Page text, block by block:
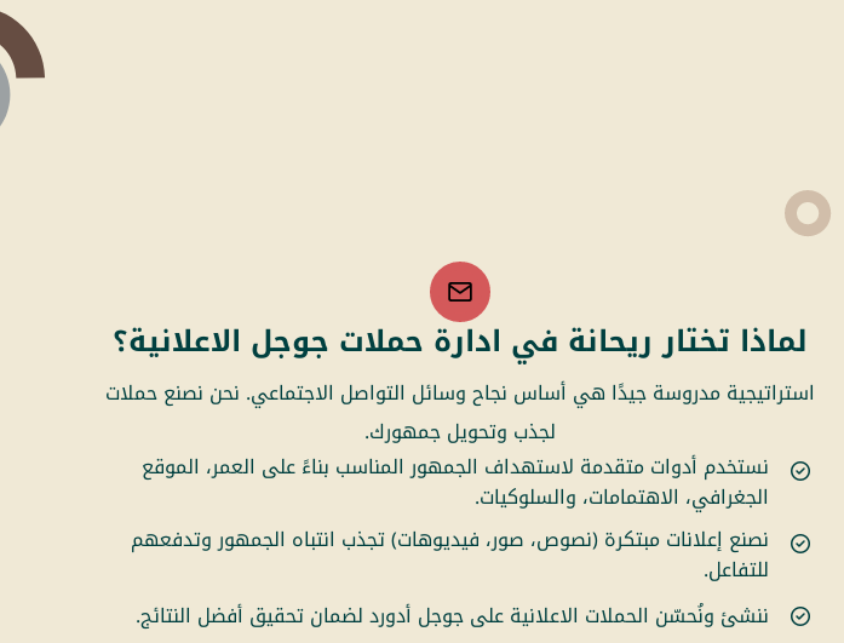
لماذا تختار ريحانة في ادارة حملات جوجل الاعلانية؟
استراتيجية مدروسة جيدًا هي أساس نجاح وسائل التواصل الاجتماعي. نحن نصنع حملات
لجذب وتحويل جمهورك.
نستخدم أدوات متقدمة لاستهداف الجمهور المناسب بناءً على العمر، الموقع
الجغرافي، الاهتمامات، والسلوكيات.
نصنع إعلانات مبتكرة (نصوص، صور، فيديوهات) تجذب انتباه الجمهور وتدفعهم
للتفاعل.
ننشئ ونُحسّن الحملات الاعلانية على جوجل أدورد لضمان تحقيق أفضل النتائج.